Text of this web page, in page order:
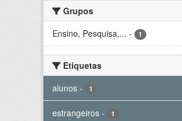
Grupos
Ensino, Pesquisa,... - 1
Etiquetas
alunos - 1
estrangeiros - 1